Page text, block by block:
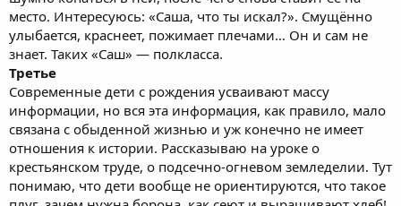
место. Интересуюсь: «Саша, что ты искал?». Смущённо
улыбается, краснеет, пожимает плечами… Он и сам не
знает. Таких «Саш» — полкласса.
Третье
Современные дети с рождения усваивают массу
информации, но вся эта информация, как правило, мало
связана с обыденной жизнью и уж конечно не имеет
отношения к истории. Рассказываю на уроке о
крестьянском труде, о подсечно-огневом земледелии. Тут
понимаю, что дети вообще не ориентируются, что такое